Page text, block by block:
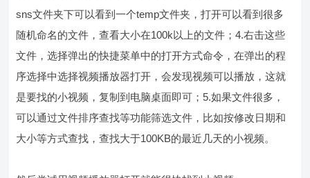
sns文件夹下可以看到一个temp文件夹，打开可以看到很多
随机命名的文件，查看大小在100k以上的文件；4.右击这些
文件，选择弹出的快捷菜单中的打开方式命令，在弹出的程
序选择中选择视频播放器打开，会发现视频可以播放，这就
是要找的小视频，复制到电脑桌面即可；5.如果文件很多，
可以通过文件排序查找等功能筛选文件，比如按修改日期和
大小等方式查找，查找大于100KB的最近几天的小视频。